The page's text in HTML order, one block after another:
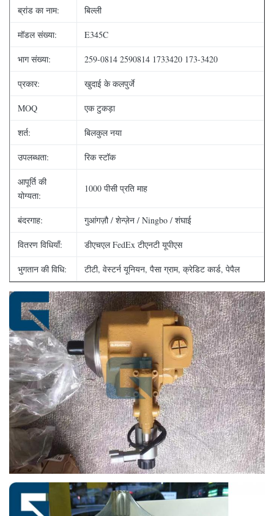
ब्रांड का नाम: बिल्ली
मॉडल संख्या: E345C
भाग संख्या: 259-0814 2590814 1733420 173-3420
प्रकार: खुदाई के कलपुर्जे
MOQ एक टुकड़ा
शर्त: बिलकुल नया
उपलब्धता: रिक स्टॉक
आपूर्ति की
योग्यता:
1000 पीसी प्रति माह
बंदरगाह: गुआंगज़ौ / शेन्ज़ेन / Ningbo / शंघाई
वितरण विधियाँ: डीएचएल FedEx टीएनटी यूपीएस
भुगतान की विधि: टीटी, वेस्टर्न यूनियन, पैसा ग्राम, क्रेडिट कार्ड, पेपैल